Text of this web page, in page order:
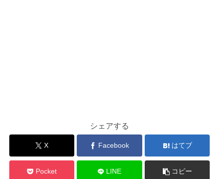
シェアする
X Facebook はてブ
Pocket LINE コピー